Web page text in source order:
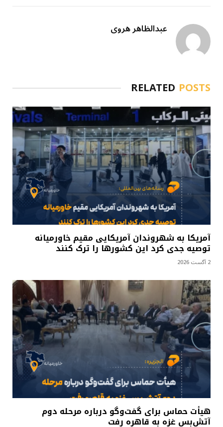
عبدالظاهر هروی
RELATED POSTS
آمریکا به شهروندان آمریکایی مقیم خاورمیانه
توصیه جدی کرد این کشورها را ترک کنند
2 آگست 2026
هیأت حماس برای گفت‌وگو درباره مرحله دوم
آتش‌بس غزه به قاهره رفت